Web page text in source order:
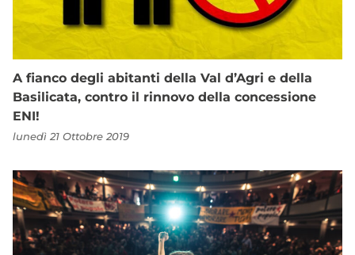
A fianco degli abitanti della Val d’Agri e della
Basilicata, contro il rinnovo della concessione
ENI!
lunedì 21 Ottobre 2019